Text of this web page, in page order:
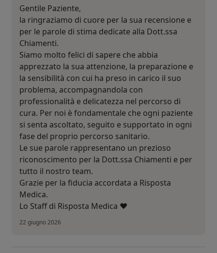
Gentile Paziente,
la ringraziamo di cuore per la sua recensione e
per le parole di stima dedicate alla Dott.ssa
Chiamenti.
Siamo molto felici di sapere che abbia
apprezzato la sua attenzione, la preparazione e
la sensibilità con cui ha preso in carico il suo
problema, accompagnandola con
professionalità e delicatezza nel percorso di
cura. Per noi è fondamentale che ogni paziente
si senta ascoltato, seguito e supportato in ogni
fase del proprio percorso sanitario.
Le sue parole rappresentano un prezioso
riconoscimento per la Dott.ssa Chiamenti e per
tutto il nostro team.
Grazie per la fiducia accordata a Risposta
Medica.
Lo Staff di Risposta Medica ❤️
22 giugno 2026